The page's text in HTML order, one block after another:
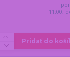
11:00,
Pridať do